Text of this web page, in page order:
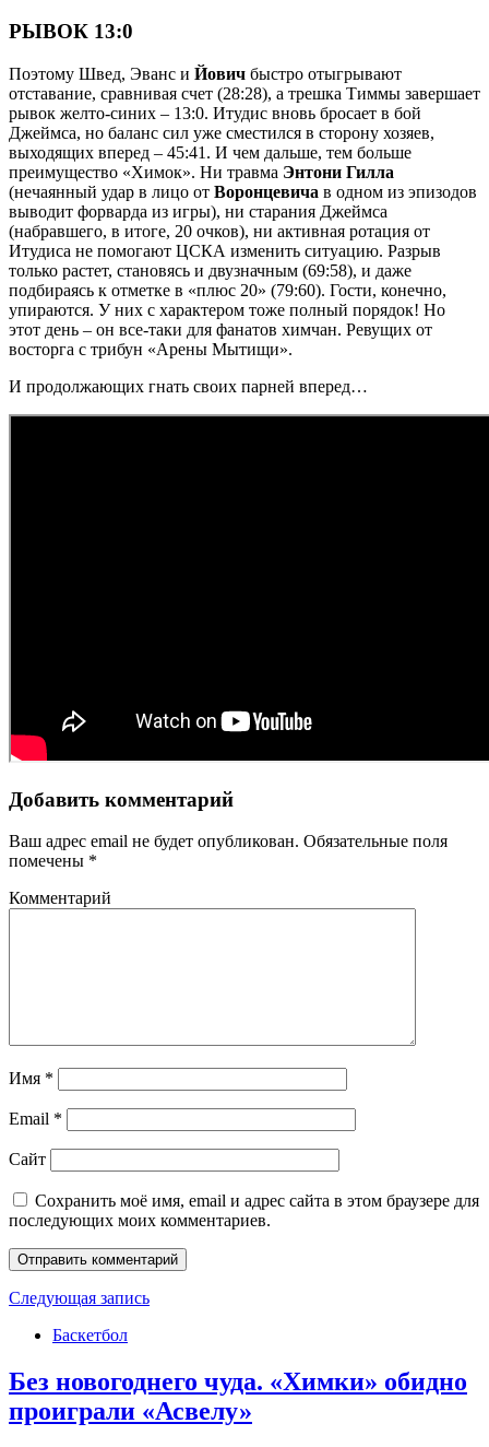
РЫВОК 13:0
Поэтому Швед, Эванс и Йович быстро отыгрывают
отставание, сравнивая счет (28:28), а трешка Тиммы завершает
рывок желто-синих – 13:0. Итудис вновь бросает в бой
Джеймса, но баланс сил уже сместился в сторону хозяев,
выходящих вперед – 45:41. И чем дальше, тем больше
преимущество «Химок». Ни травма Энтони Гилла
(нечаянный удар в лицо от Воронцевича в одном из эпизодов
выводит форварда из игры), ни старания Джеймса
(набравшего, в итоге, 20 очков), ни активная ротация от
Итудиса не помогают ЦСКА изменить ситуацию. Разрыв
только растет, становясь и двузначным (69:58), и даже
подбираясь к отметке в «плюс 20» (79:60). Гости, конечно,
упираются. У них с характером тоже полный порядок! Но
этот день – он все-таки для фанатов химчан. Ревущих от
восторга с трибун «Арены Мытищи».
И продолжающих гнать своих парней вперед…
Добавить комментарий
Ваш адрес email не будет опубликован. Обязательные поля
помечены *
Комментарий
Имя *
Email *
Сайт
Сохранить моё имя, email и адрес сайта в этом браузере для
последующих моих комментариев.
Следующая запись
Баскетбол
Без новогоднего чуда. «Химки» обидно
проиграли «Асвелу»